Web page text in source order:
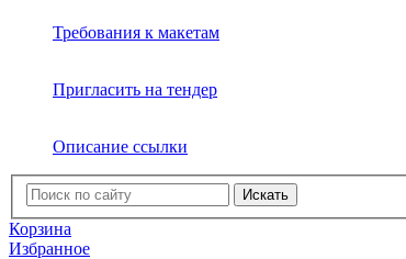
Требования к макетам
Пригласить на тендер
Описание ссылки
Искать
Корзина
Избранное